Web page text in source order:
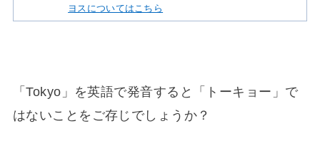
ヨスについてはこちら
「Tokyo」を英語で発音すると「トーキョー」で
はないことをご存じでしょうか？